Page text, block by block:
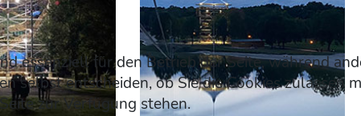
essenziell für den Betrieb der Seite, während
selbst entscheiden, ob Sie die Cookies zulassen
zur Verfügung stehen.